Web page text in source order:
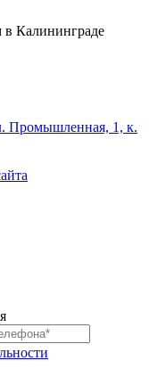
Калининграде
Промышленная, 1, к.